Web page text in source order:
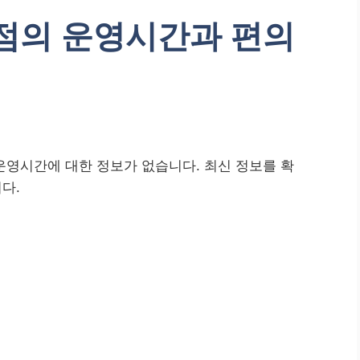
의 운영시간과 편의
시간에 대한 정보가 없습니다. 최신 정보를 확
.